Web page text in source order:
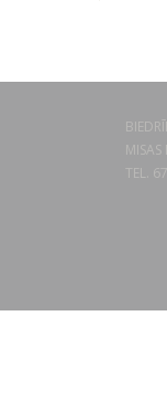
TEL.